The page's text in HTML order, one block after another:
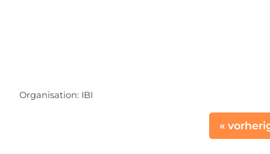
Organisation: IBI
«